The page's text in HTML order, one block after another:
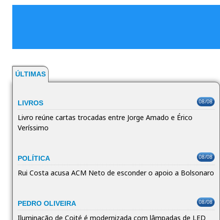
ÚLTIMAS
LIVROS 08/08
Livro reúne cartas trocadas entre Jorge Amado e Érico
Veríssimo
POLÍTICA 08/08
Rui Costa acusa ACM Neto de esconder o apoio a Bolsonaro
PEDRO OLIVEIRA 08/08
Iluminação de Coité é modernizada com lâmpadas de LED